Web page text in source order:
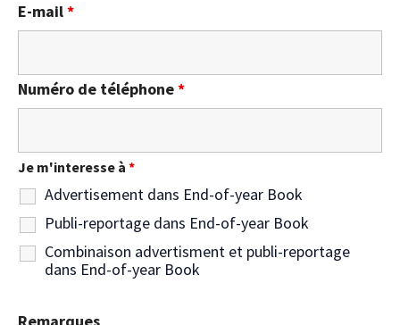
E-mail*
Numéro de téléphone*
Je m'interesse à *
Advertisement dans End-of-year Book
Publi-reportage dans End-of-year Book
Combinaison advertisment et publi-reportage
dans End-of-year Book